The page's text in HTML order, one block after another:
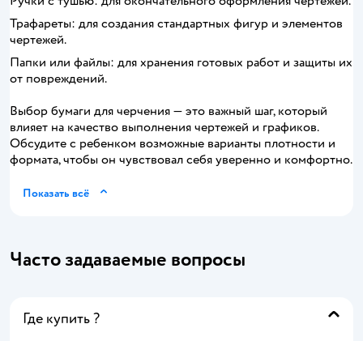
Трафареты: для создания стандартных фигур и элементов
чертежей.
Папки или файлы: для хранения готовых работ и защиты их
от повреждений.
Выбор бумаги для черчения — это важный шаг, который
влияет на качество выполнения чертежей и графиков.
Обсудите с ребенком возможные варианты плотности и
формата, чтобы он чувствовал себя уверенно и комфортно.
Показать всё
Часто задаваемые вопросы
Где купить ?